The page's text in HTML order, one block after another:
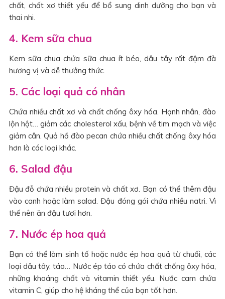
chất, chất xơ thiết yếu để bổ sung dinh dưỡng cho bạn và
thai nhi.
4. Kem sữa chua
Kem sữa chua chứa sữa chua ít béo, dâu tây rất đậm đà
hương vị và dễ thưởng thức.
5. Các loại quả có nhân
Chứa nhiều chất xơ và chất chống ôxy hóa. Hạnh nhân, đào
lộn hột… giảm các cholesterol xấu, bệnh về tim mạch và việc
giảm cân. Quả hồ đào pecan chứa nhiều chất chống ôxy hóa
hơn là các loại khác.
6. Salad đậu
Đậu đỗ chứa nhiều protein và chất xơ. Bạn có thể thêm đậu
vào canh hoặc làm salad. Đậu đóng gói chứa nhiều natri. Vì
thế nên ăn đậu tươi hơn.
7. Nước ép hoa quả
Bạn có thể làm sinh tố hoặc nước ép hoa quả từ chuối, các
loại dâu tây, táo… Nước ép táo có chứa chất chống ôxy hóa,
những khoáng chất và vitamin thiết yếu. Nước cam chứa
vitamin C, giúp cho hệ kháng thể của bạn tốt hơn.